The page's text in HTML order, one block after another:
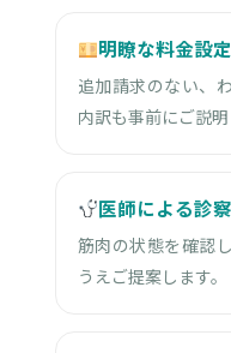
明瞭な料金設定
追加請求のない、
内訳も事前にご説明
医師による診察
筋肉の状態を確認
うえご提案します。